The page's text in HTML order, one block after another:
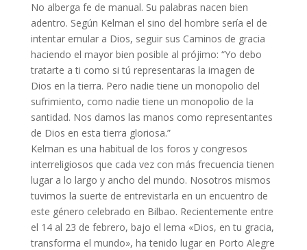
No alberga fe de manual. Su palabras nacen bien
adentro. Según Kelman el sino del hombre sería el de
intentar emular a Dios, seguir sus Caminos de gracia
haciendo el mayor bien posible al prójimo: “Yo debo
tratarte a ti como si tú representaras la imagen de
Dios en la tierra. Pero nadie tiene un monopolio del
sufrimiento, como nadie tiene un monopolio de la
santidad. Nos damos las manos como representantes
de Dios en esta tierra gloriosa.”
Kelman es una habitual de los foros y congresos
interreligiosos que cada vez con más frecuencia tienen
lugar a lo largo y ancho del mundo. Nosotros mismos
tuvimos la suerte de entrevistarla en un encuentro de
este género celebrado en Bilbao. Recientemente entre
el 14 al 23 de febrero, bajo el lema «Dios, en tu gracia,
transforma el mundo», ha tenido lugar en Porto Alegre